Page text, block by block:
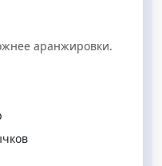
аранжировки.